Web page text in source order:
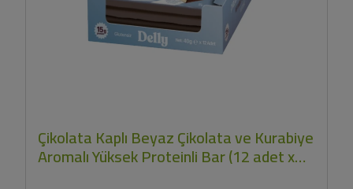
Çikolata Kaplı Beyaz Çikolata ve Kurabiye
Aromalı Yüksek Proteinli Bar (12 adet x